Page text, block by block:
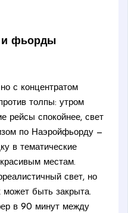
и фьорды
с концентратом
толпы: утром
рейсы спокойнее, свет
по Наэройфьорду —
в тематические
местам.
свет, но
быть закрыта.
в 90 минут между